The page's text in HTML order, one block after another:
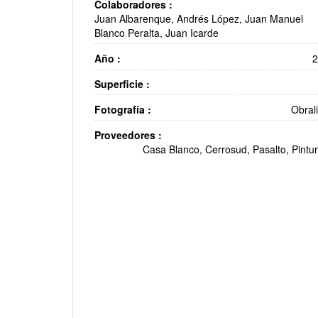
Colaboradores :
Juan Albarenque, Andrés López, Juan Manuel
Blanco Peralta, Juan Icarde
Año :
Superficie :
Fotografía :
Proveedores :
Casa Blanco, Cerrosud, Pasalto,